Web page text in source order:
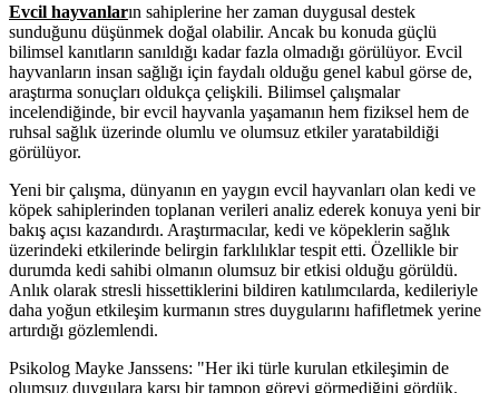
Evcil hayvanların sahiplerine her zaman duygusal destek
sunduğunu düşünmek doğal olabilir. Ancak bu konuda güçlü
bilimsel kanıtların sanıldığı kadar fazla olmadığı görülüyor. Evcil
hayvanların insan sağlığı için faydalı olduğu genel kabul görse de,
araştırma sonuçları oldukça çelişkili. Bilimsel çalışmalar
incelendiğinde, bir evcil hayvanla yaşamanın hem fiziksel hem de
ruhsal sağlık üzerinde olumlu ve olumsuz etkiler yaratabildiği
görülüyor.
Yeni bir çalışma, dünyanın en yaygın evcil hayvanları olan kedi ve
köpek sahiplerinden toplanan verileri analiz ederek konuya yeni bir
bakış açısı kazandırdı. Araştırmacılar, kedi ve köpeklerin sağlık
üzerindeki etkilerinde belirgin farklılıklar tespit etti. Özellikle bir
durumda kedi sahibi olmanın olumsuz bir etkisi olduğu görüldü.
Anlık olarak stresli hissettiklerini bildiren katılımcılarda, kedileriyle
daha yoğun etkileşim kurmanın stres duygularını hafifletmek yerine
artırdığı gözlemlendi.
Psikolog Mayke Janssens: "Her iki türle kurulan etkileşimin de
olumsuz duygulara karşı bir tampon görevi görmediğini gördük.